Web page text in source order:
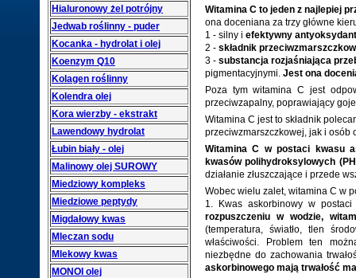
Hialuronowy żel potrójny
Jedwab roślinny - puder
Kocanka - hydrolat i olej
Koenzym Q10
Kolagen roślinny
Kolendra olej
Kora wierzby - ekstrakt
Lawendowy hydrolat
Łubin biały - olej
Malinowy olej SUROWY
Miedziowy kompleks
Miedziowe peptydy
Migdałowy kwas
Mleczan sodu
Mlekowy kwas
MONOI olej
Witamina C to jeden z najlepiej
ona doceniana za trzy główne
1 - silny i efektywny antyoksydant
2 - składnik
3 - substancja rozjaśniająca
pigmentacyjnymi. Jest ona
Poza tym witamina C jest
przeciwzapalny, poprawiający
Witamina C jest to składnik
przeciwzmarszczkowej, jak i osób
Witamina C w postaci kwasu
kwasów polihydroksylowych
działanie złuszczające i przede
Wobec wielu zalet, witamina C w
1. Kwas askorbinowy w
rozpuszczeniu w wodzie,
(temperatura, światło, tlen
właściwości. Problem ten
niezbędne do zachowania
askorbinowego mają trwałość